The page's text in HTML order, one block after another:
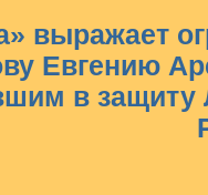
выражает
Евгению
в защиту